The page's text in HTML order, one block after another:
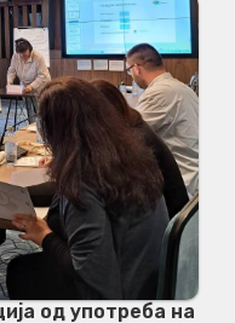
од употреба на